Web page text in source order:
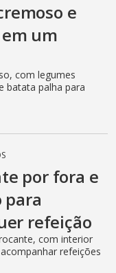
e
um
com legumes
batata palha para
por fora e
para
refeição
com interior
refeições